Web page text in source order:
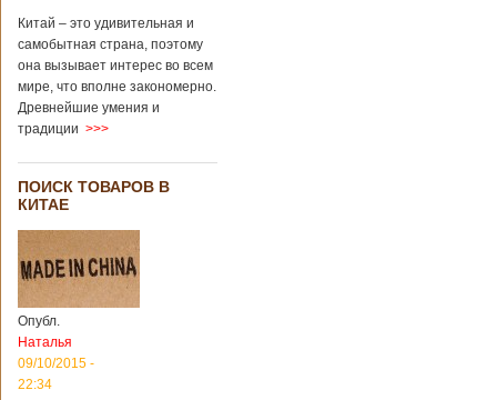
Китай – это удивительная и
самобытная страна, поэтому
она вызывает интерес во всем
мире, что вполне закономерно.
Древнейшие умения и
традиции >>>
ПОИСК ТОВАРОВ В
КИТАЕ
Опубл.
Наталья
09/10/2015 -
22:34